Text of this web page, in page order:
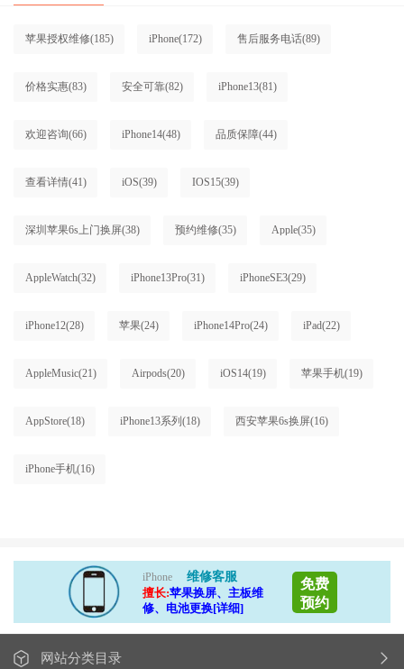
苹果授权维修(185) iPhone(172) 售后服务电话(89)
价格实惠(83) 安全可靠(82) iPhone13(81)
欢迎咨询(66) iPhone14(48) 品质保障(44)
查看详情(41) iOS(39) IOS15(39)
深圳苹果6s上门换屏(38) 预约维修(35) Apple(35)
AppleWatch(32) iPhone13Pro(31) iPhoneSE3(29)
iPhone12(28) 苹果(24) iPhone14Pro(24) iPad(22)
AppleMusic(21) Airpods(20) iOS14(19) 苹果手机(19)
AppStore(18) iPhone13系列 (18) 西安苹果6s换屏(16)
iPhone手机(16)
iPhone
维修客服
擅长:苹果换屏、主板维
修、电池更换[详细]
免费
预约
网站分类目录